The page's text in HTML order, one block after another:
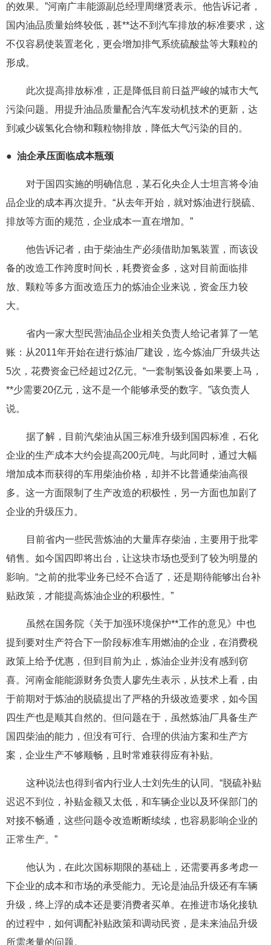
的效果。”河南广丰能源副总经理周继贤表示。他告诉记者，
国内油品质量始终较低，甚**达不到汽车排放的标准要求，这
不仅容易使装置老化，更会增加排气系统硫酸盐等大颗粒的
形成。
此次提高排放标准，正是降低目前日益严峻的城市大气
污染问题。用提升油品质量配合汽车发动机技术的更新，达
到减少碳氢化合物和颗粒物排放，降低大气污染的目的。
● 油企承压面临成本瓶颈
对于国四实施的明确信息，某石化央企人士坦言将令油
品企业的成本再次提升。“从去年开始，就对炼油进行脱硫、
排放等方面的规范，企业成本一直在增加。”
他告诉记者，由于柴油生产必须借助加氢装置，而该设
备的改造工作跨度时间长，耗费资金多，这对目前面临排
放、颗粒等多方面改造压力的炼油企业来说，资金压力较
大。
省内一家大型民营油品企业相关负责人给记者算了一笔
账：从2011年开始在进行炼油厂建设，迄今炼油厂升级共达
5次，花费资金已经超过2亿元。“一套制氢设备如果要上马，
**少需要20亿元，这不是一个能够承受的数字。”该负责人
说。
据了解，目前汽柴油从国三标准升级到国四标准，石化
企业的生产成本大约会提高200元/吨。与此同时，通过大幅
增加成本而获得的车用柴油价格，却并不比普通柴油高很
多。这一方面限制了生产改造的积极性，另一方面也加剧了
企业的升级压力。
目前省内一些民营炼油的大量库存柴油，主要用于批零
销售。如今国四即将出台，让这块市场也受到了较为明显的
影响。“之前的批零业务已经不合适了，还是期待能够出台补
贴政策，才能提高炼油企业的积极性。”
虽然在国务院《关于加强环境保护**工作的意见》中也
提到要对生产符合下一阶段标准车用燃油的企业，在消费税
政策上给予优惠，但到目前为止，炼油企业并没有感到窃
喜。河南金能能源财务负责人廖先生表示，从技术上看，由
于前期对于炼油的脱硫提出了严格的升级改造要求，如今国
四生产也是顺其自然的。但问题在于，虽然炼油厂具备生产
国四柴油的能力，但没有可行、合理的供油方案和生产方
案，企业生产不够顺畅，且时常难获得应有补贴。
这种说法也得到省内行业人士刘先生的认同。“脱硫补贴
迟迟不到位，补贴金额又太低，和车辆企业以及环保部门的
对接不畅通，这些问题令改造断断续续，也容易影响企业的
正常生产。”
他认为，在此次国标期限的基础上，还需要再多考虑一
下企业的成本和市场的承受能力。无论是油品升级还有车辆
升级，终上浮的成本还是要消费者买单。在推进市场化接轨
的过程中，如何调配补贴政策和调动民资，是未来油品升级
所需考量的问题。